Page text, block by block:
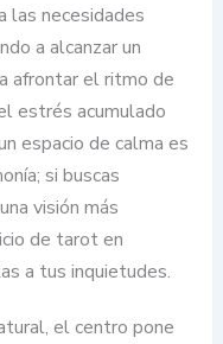
las necesidades
a alcanzar un
afrontar el ritmo de
estrés acumulado
espacio de calma es
si buscas
visión más
de tarot en
a tus inquietudes.
el centro pone